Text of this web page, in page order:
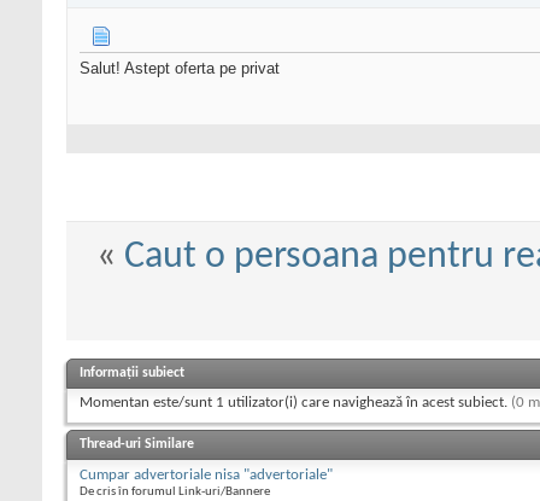
Salut! Astept oferta pe privat
« Caut o persoana pentru
Informații subiect
Momentan este/sunt 1 utilizator(i) care navighează în acest subiect. (0
Thread-uri Similare
Cumpar advertoriale nisa "advertoriale"
De cris în forumul Link-uri/Bannere